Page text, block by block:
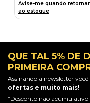
Avise-me quando retornar
ao estoque
QUE TAL 5% DE
PRIMEIRA
Assinando a newsletter
ofertas e muito mais!
*Desconto não